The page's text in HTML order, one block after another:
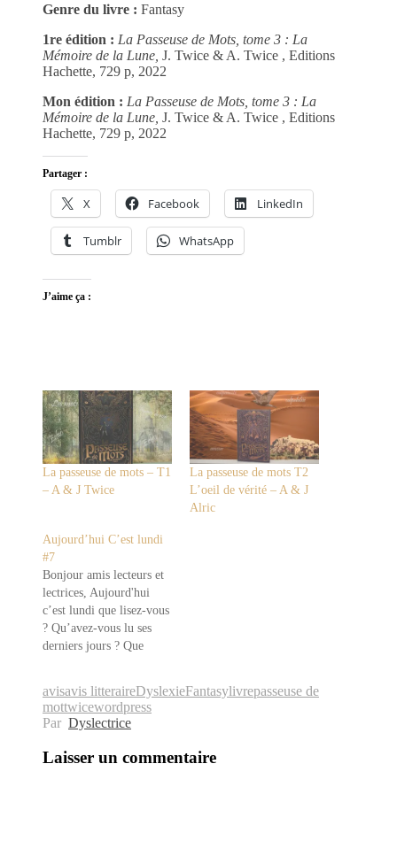
Genre du livre : Fantasy
1re édition : La Passeuse de Mots, tome 3 : La
Mémoire de la Lune, J. Twice & A. Twice , Editions
Hachette, 729 p, 2022
Mon édition : La Passeuse de Mots, tome 3 : La
Mémoire de la Lune, J. Twice & A. Twice , Editions
Hachette, 729 p, 2022
Partager :
X Facebook LinkedIn
Tumblr WhatsApp
J’aime ça :
La passeuse de mots – T1
– A & J Twice
La passeuse de mots T2
L’oeil de vérité – A & J
Alric
Aujourd’hui C’est lundi
#7
Bonjour amis lecteurs et
lectrices, Aujourd'hui
c’est lundi que lisez-vous
? Qu’avez-vous lu ses
derniers jours ? Que
lecture du moment📖 La
Passeuse de Mots - Tome
1 : La Passeuse de Mot
de Alric & Jennifer
avisavis litteraireDyslexieFantasylivrepasseuse de
mottwicewordpress
Par Dyslectrice
Laisser un commentaire